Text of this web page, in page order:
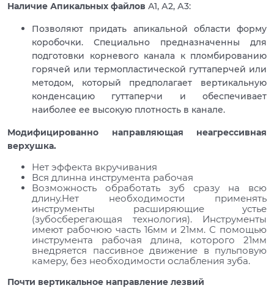
Наличие Апикальных файлов А1, А2, А3:
Позволяют придать апикальной области форму
коробочки. Специально предназначенны для
подготовки корневого канала к пломбированию
горячей или термопластической гуттаперчей или
методом, который предполагает вертикальную
конденсацию гуттаперчи и обеспечивает
наиболее ее высокую плотность в канале.
Модифицированно направляющая неагрессивная
верхушка.
Нет эффекта вкручивания
Вся длинна инструмента рабочая
Возможность обработать зуб сразу на всю
длину.Нет необходимости применять
инструменты расширяющие устье
(зубосберегающая технология). Инструменты
имеют рабочюю часть 16мм и 21мм. С помощью
инструмента рабочая длина, которого 21мм
внедряется пассивное движение в пульповую
камеру, без необходимости ослабления зуба.
Почти вертикальное направление лезвий